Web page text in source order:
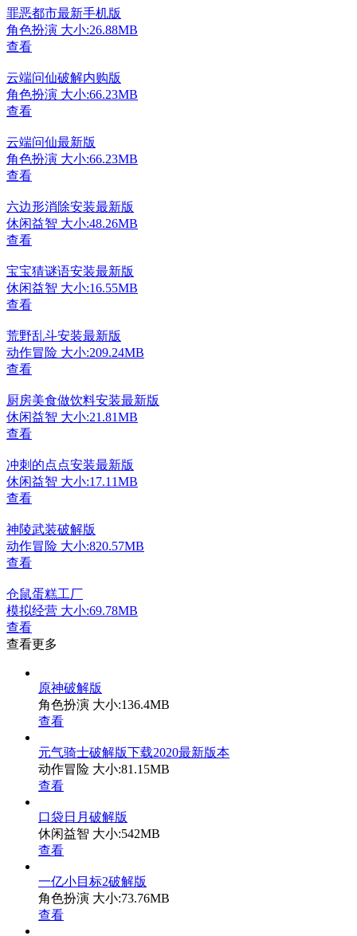
罪恶都市最新手机版
角色扮演 大小:26.88MB
查看
云端问仙破解内购版
角色扮演 大小:66.23MB
查看
云端问仙最新版
角色扮演 大小:66.23MB
查看
六边形消除安装最新版
休闲益智 大小:48.26MB
查看
宝宝猜谜语安装最新版
休闲益智 大小:16.55MB
查看
荒野乱斗安装最新版
动作冒险 大小:209.24MB
查看
厨房美食做饮料安装最新版
休闲益智 大小:21.81MB
查看
冲刺的点点安装最新版
休闲益智 大小:17.11MB
查看
神陵武装破解版
动作冒险 大小:820.57MB
查看
仓鼠蛋糕工厂
模拟经营 大小:69.78MB
查看
查看更多
原神破解版
角色扮演 大小:136.4MB
查看
元气骑士破解版下载2020最新版本
动作冒险 大小:81.15MB
查看
口袋日月破解版
休闲益智 大小:542MB
查看
一亿小目标2破解版
角色扮演 大小:73.76MB
查看